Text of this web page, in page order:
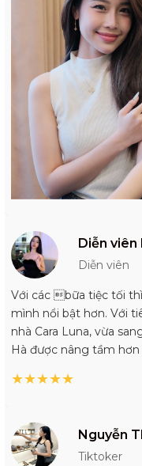
Diễn viên
Diễn viên
Với các bữa tiệc tối
mình nổi bật hơn. Với
nhà Cara Luna, vừa
Hà được nâng tầm hơn
★★★★★
Nguyễn
Tiktoker